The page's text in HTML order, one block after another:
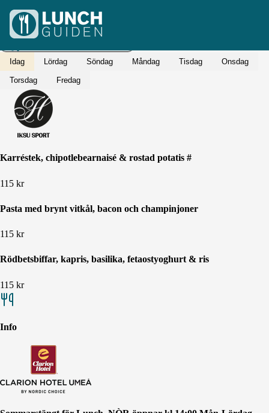
Idag Lördag Söndag Måndag Tisdag Onsdag
Torsdag Fredag
Karréstek, chipotlebearnaisé & rostad potatis #
115 kr
Pasta med brynt vitkål, bacon och champinjoner
115 kr
Rödbetsbiffar, kapris, basilika, fetaostyoghurt & ris
115 kr
Info